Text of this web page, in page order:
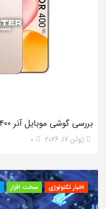
بررسی گوشی موبایل آنر 400
ژوئن 17, 2026 0
اخبار تکنولوژی سخت افزار